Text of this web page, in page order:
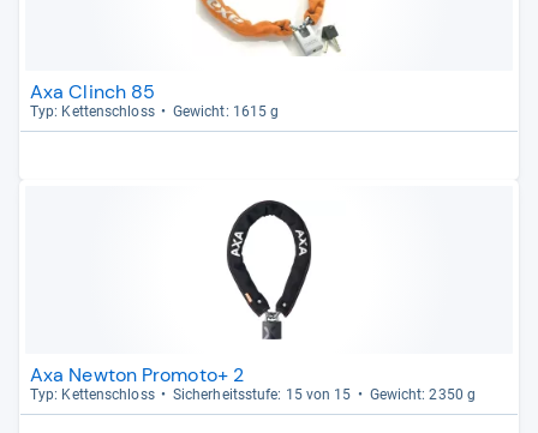
Axa Clinch 85
Typ: Ket­ten­schloss Gewicht: 1615 g
Axa Newton Promoto+ 2
Typ: Ket­ten­schloss Sicher­heits­stufe: 15 von 15 Gewicht: 2350 g